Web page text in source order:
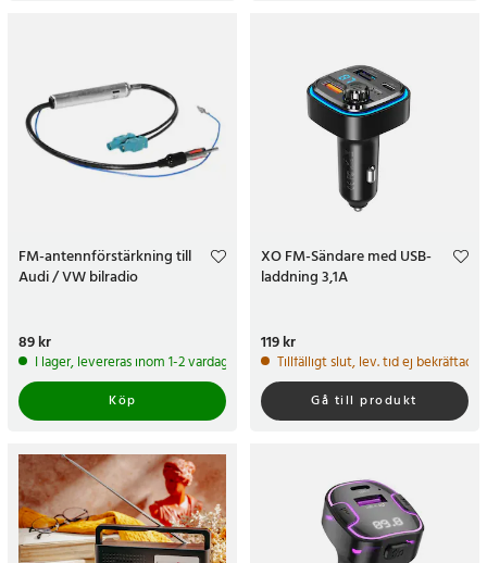
FM-antennförstärkning till
Audi / VW bilradio
Pris:
89 kr
I lager, levereras inom 1-2 vardagar
Köp
XO FM-Sändare med USB-
laddning 3,1A
Pris:119 kr
119 kr
Tillfälligt slut, lev. tid ej bekräftad.
Gå till produkt